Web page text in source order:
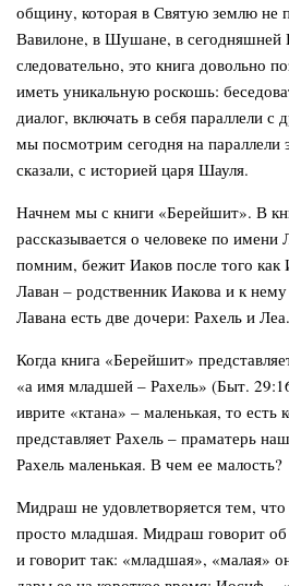
общину, которая в Святую землю не
Вавилоне, в Шушане, в сегодняшней
следовательно, это книга довольно
иметь уникальную роскошь:
диалог, включать в себя параллели с
мы посмотрим сегодня на параллели
сказали, с историей царя Шауля.
Начнем мы с книги «Берейшит». В
рассказывается о человеке по
помним, бежит Иаков после того как
Лаван – родственник Иакова и к
Лавана есть две дочери: Рахель и Леа.
Когда книга «Берейшит»
«а имя младшей – Рахель» (Быт.
иврите «ктана» – маленькая, то есть
представляет Рахель – праматерь
Рахель маленькая. В чем ее малость?
Мидраш не удовлетворяется тем, что
просто младшая. Мидраш говорит об
и говорит так: «младшая», «малая»